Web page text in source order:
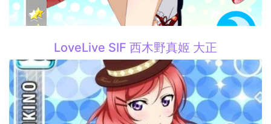
LoveLive SIF 西木野真姬 大正